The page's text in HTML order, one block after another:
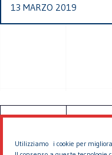
Utilizziamo i cookie per
13 MARZO 2019